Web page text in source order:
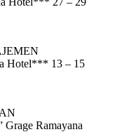
Hotel*** 13 – 15
Ramayana